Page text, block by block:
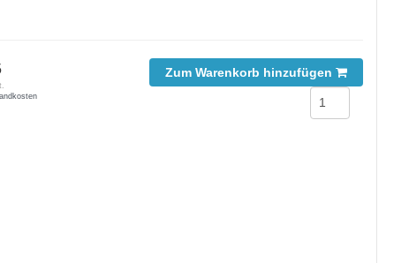
Zum Warenkorb hinzufügen